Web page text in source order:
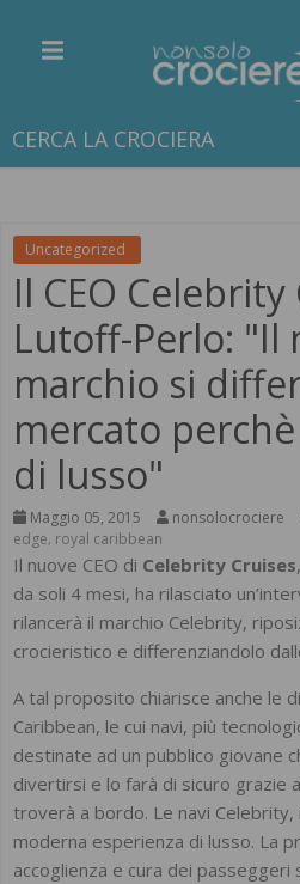
CERCA LA CROCIERA
Uncategorized
Il CEO Celebrity
Lutoff-Perlo: "Il
marchio si
mercato
di lusso"
Maggio 05, 2015 nonsolocrociere
edge, royal caribbean
Il nuove CEO di Celebrity Cruises
da soli 4 mesi, ha rilasciato
rilancerà il marchio Celebrity,
crocieristico e differenziandolo
A tal proposito chiarisce anche le
Caribbean, le cui navi, più
destinate ad un pubblico giovane
divertirsi e lo farà di sicuro grazie
troverà a bordo. Le navi Celebrity,
moderna esperienza di lusso. La
accoglienza e cura dei